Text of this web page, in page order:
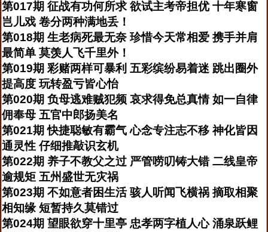
第017期 征战有功何所求 欲试主考帝担优 十年寒窗
岂儿戏 卷分两种满地丢！
第018期 生老病死最无奈 珍惜今天常相爱 携手并肩
最简单 莫羡人飞千里外！
第019期 彩赌两样可暴利 五彩缤纷易着迷 跳出圈外
提高度 玩转盈亏皆心怡
第020期 负母逃难贼犯频 哀求得免总真情 如一自律
佣奉母 五官中郎扬美名
第021期 快捷聪敏有霸气 心念专注志不移 神化皆因
通灵性 仔细推敲识玄机
第022期 养子不教父之过 严管唠叨铸大错 二线皇帝
逾规矩 五州盛世无灾祸
第023期 不如意者困生活 骇人听闻飞横祸 摘取相聚
相知缘 短暂持久莫错过
第024期 望眼欲穿十里亭 忠孝两字植人心 涌泉跃鲤